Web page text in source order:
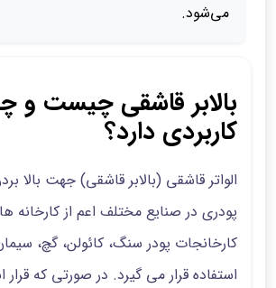
می‌شود.
بالابر قاشقی چیست و
کاربردی دارد؟
الواتر قاشقی (بالابر قاشقی) جهت بالا
پودری در صنایع مختلف اعم از کارخانه
کارخانجات پودر سنگ، کائولن، گچ،
استفاده قرار می گیرد. در صورتی که قرار